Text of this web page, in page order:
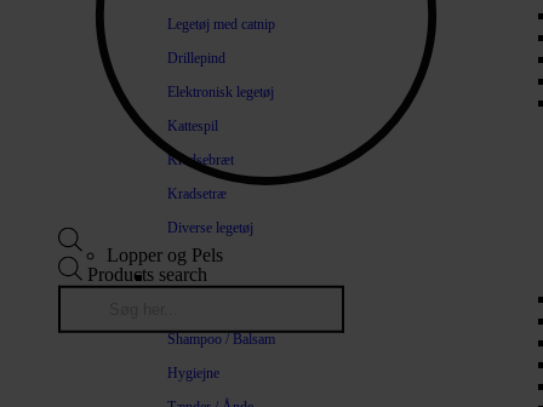
Legetøj med catnip
Drillepind
Elektronisk legetøj
Kattespil
Kradsebræt
Kradsetræ
Diverse legetøj
Lopper og Pels
Shampoo / Balsam
Hygiejne
Products search